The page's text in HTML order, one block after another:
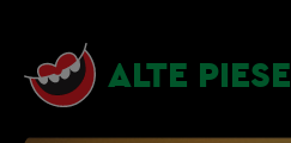
ALTE PIESE